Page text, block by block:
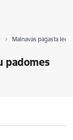
Malnavas pagasta
padomes